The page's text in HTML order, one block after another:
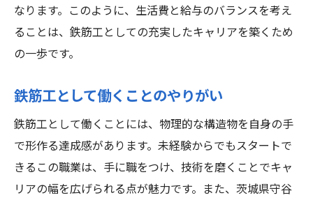
なります。このように、生活費と給与のバランスを考え
ることは、鉄筋工としての充実したキャリアを築くため
の一歩です。
鉄筋工として働くことのやりがい
鉄筋工として働くことには、物理的な構造物を自身の手
で形作る達成感があります。未経験からでもスタートで
きるこの職業は、手に職をつけ、技術を磨くことでキャ
リアの幅を広げられる点が魅力です。また、茨城県守谷